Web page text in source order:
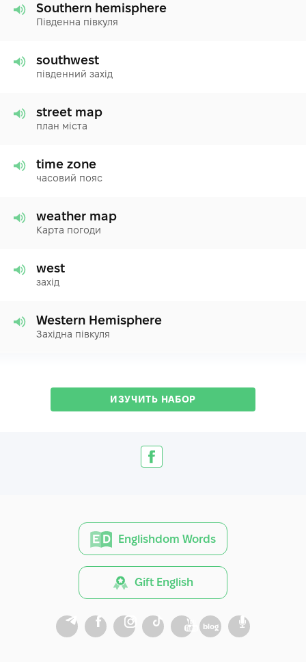
Southern hemisphere
Південна півкуля
southwest
південний захід
street map
план міста
time zone
часовий пояс
weather map
Карта погоди
west
захід
Western Hemisphere
Західна півкуля
ИЗУЧИТЬ НАБОР
Englishdom Words
Gift English
blog